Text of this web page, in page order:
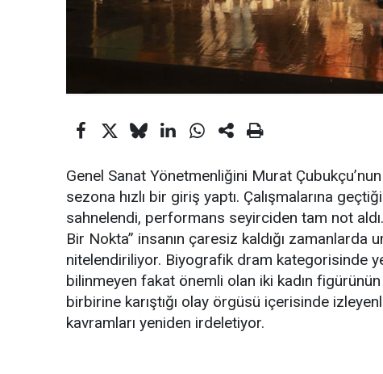
Genel Sanat Yönetmenliğini Murat
sezona hızlı bir giriş yaptı. Çalışmalarına
sahnelendi, performans seyirciden tam not
Bir Nokta” insanın çaresiz kaldığı
nitelendiriliyor. Biyografik dram kategorisinde
bilinmeyen fakat önemli olan iki kadın figürünün
birbirine karıştığı olay örgüsü içerisinde
kavramları yeniden irdeletiyor.